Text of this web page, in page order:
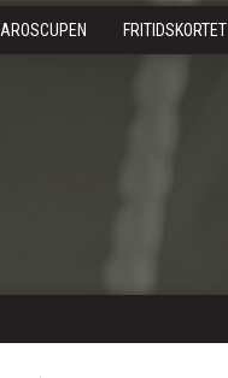
AROSCUPEN FRITIDSKORTET